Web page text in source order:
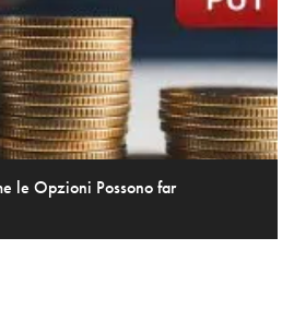
le Opzioni Possono far